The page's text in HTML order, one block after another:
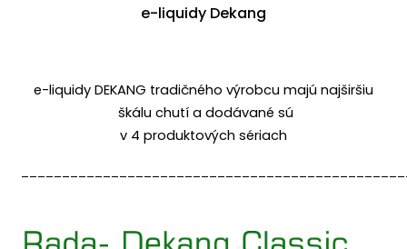
e-liquidy Dekang
e-liquidy DEKANG tradičného výrobcu majú najširšiu
škálu chutí a dodávané sú
v 4 produktových sériach